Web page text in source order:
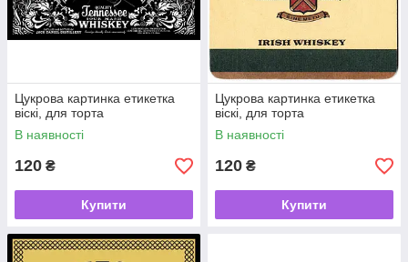
Цукрова картинка етикетка
віскі, для торта
В наявності
120 ₴
Купити
Цукрова картинка етикетка
віскі, для торта
В наявності
120 ₴
Купити